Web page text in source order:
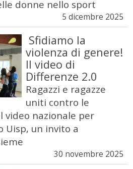
donne nello sport
5 dicembre 2025
Sfidiamo la
violenza di genere!
Il video di
Differenze 2.0
Ragazzi e ragazze
uniti contro le
video nazionale per
Uisp, un invito a
30 novembre 2025